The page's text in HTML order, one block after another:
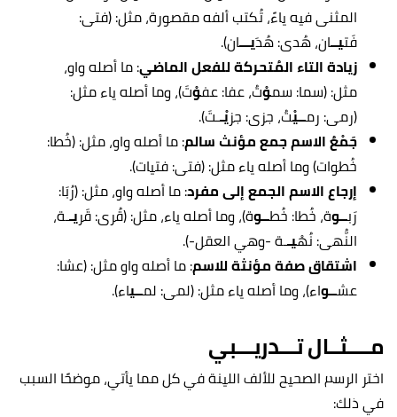
المثنى فيه ياءً، تُكتب ألفه مقصورة، مثل: (فتى:
فَتيــان، هُدى: هُدَيـــان).
زيادة التاء المُتحركة للفعل الماضي: ما أصله واو،
مثل: (سما: سموْتُ، عفا: عفوْتَ)، وما أصله ياء مثل:
(رمى: رمــيْتُ، جزى: جزيْــتَ).
جَمْعُ الاسم جمع مؤنث سالم: ما أصله واو، مثل: (خُطا:
خُطوات) وما أصله ياء مثل: (فتى: فتيات).
إرجاع الاسم الجمع إلى مفرد: ما أصله واو، مثل: (رُبَا:
رَبــوة، خُطا: خُطــوة)، وما أصله ياء، مثل: (قُرى: قَريــة،
النُّهى: نُهْيــة -وهي العقل-).
اشتقاق صفة مؤنثة للاسم: ما أصله واو مثل: (عشا:
عشــواء)، وما أصله ياء مثل: (لمى: لمــياء).
مــــثــال تـــدريـــبي
اختر الرسم الصحيح للألف اللينة في كل مما يأتي، موضحًا السبب
في ذلك: